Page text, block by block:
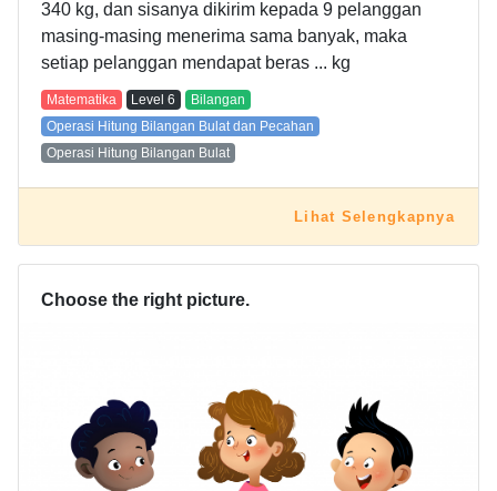
340 kg, dan sisanya dikirim kepada 9 pelanggan
masing-masing menerima sama banyak, maka
setiap pelanggan mendapat beras ... kg
Matematika Level 6
Bilangan
Operasi Hitung Bilangan Bulat dan Pecahan
Operasi Hitung Bilangan Bulat
Lihat Selengkapnya
Choose the right picture.